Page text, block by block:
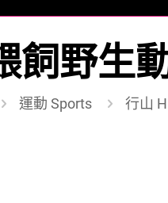
飼野生
運動 Sports 行山